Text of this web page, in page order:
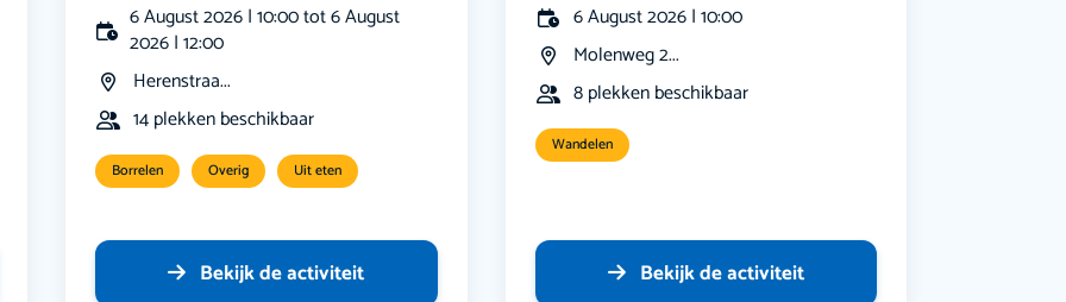
6 August 2026 | 10:00 tot 6 August
2026 | 12:00
Herenstraa...
14 plekken beschikbaar
Borrelen Overig Uit eten
Bekijk de activiteit
6 August 2026 | 10:00
Molenweg 2...
8 plekken beschikbaar
Wandelen
Bekijk de activiteit